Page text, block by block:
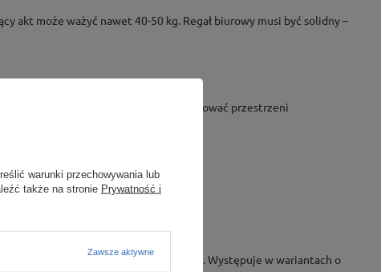
akt może ważyć nawet 40-50 kg. Regał biurowy musi być solidny –
wysokość półek, aby nie marnować przestrzeni
prawnych.
do archiwizowania dokumentów. Występuje w wariantach o
warunki przechowywania lub
także na stronie Prywatność i
Zawsze aktywne